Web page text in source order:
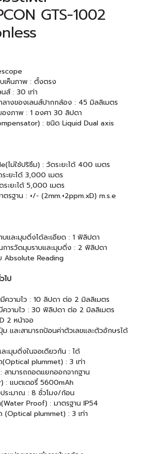
GTS-1002
ะบบเห็นภาพ : ตั้งตรง
ส์ : 30 เท่า
างของเลนส์ปากกล้อง : 45 มิลลิเมตร
องภาพ : 1 องศา 30 ลิปดา
: ชนิด Liquid Dual axis
ไม่ใช้ปริซึม) : วัดระยะได้ 400 เมตร
ะยะได้ 3,000 เมตร
ะยะได้ 5,000 เมตร
รฐาน : +/- (2mm.+2ppm.xD) m.s.e
และมุมดิ่งได้ละเอียด : 1 ฟิลิปดา
การวัดมุมราบและมุมดิ่ง : 2 ฟิลิปดา
Absolute Reading
ไป
ความไว : 10 ลิปดา ต่อ 2 มิลลิเมตร
ความไว : 30 ฟิลิปดา ต่อ 2 มิลลิเมตร
2 หน้าจอ
และสามารถป้อนค่าตัวเลขและตัวอักษรได้
ะมุมดิ่งในจอเดียวกัน : ได้
plummet) : 3 เท่า
สามารถถอดแยกออกจากฐาน
: แบตเตอรี่ 5600mAh
ระมาณ : 8 ชั่วโมง/ก้อน
Proof) : มาตรฐาน IP54
plummet) : 3 เท่า